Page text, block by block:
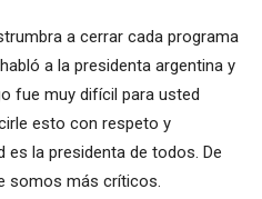
a cerrar cada programa
a la presidenta argentina y
fue muy difícil para usted
esto con respeto y
es la presidenta de todos. De
somos más críticos.